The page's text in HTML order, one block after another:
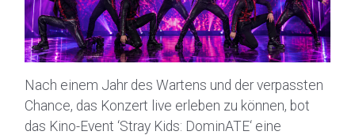
Nach einem Jahr des Wartens und der verpassten
Chance, das Konzert live erleben zu können, bot
das Kino-Event ‘Stray Kids: DominATE‘ eine